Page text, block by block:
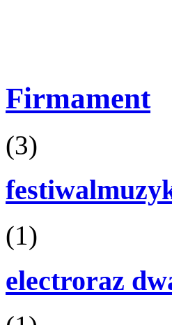
Firmament
(3)
(1)
electroraz